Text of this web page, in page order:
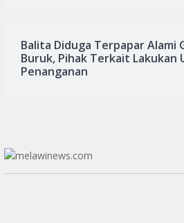
Balita Diduga Terpapar Alami
Buruk, Pihak Terkait Lakukan
Penanganan